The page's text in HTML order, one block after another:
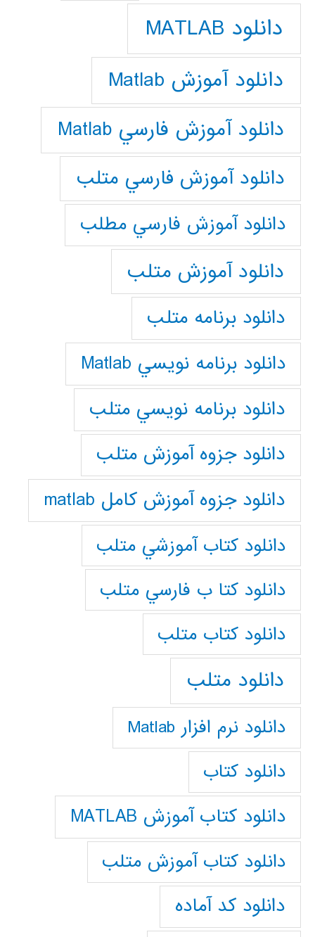
دانلود MATLAB
دانلود آموزش Matlab
دانلود آموزش فارسي Matlab
دانلود آموزش فارسي متلب
دانلود آموزش فارسي مطلب
دانلود آموزش متلب
دانلود برنامه متلب
دانلود برنامه نويسي Matlab
دانلود برنامه نويسي متلب
دانلود جزوه آموزش متلب
دانلود جزوه آموزش کامل matlab
دانلود كتاب آموزشي متلب
دانلود كتا ب فارسي متلب
دانلود كتاب متلب
دانلود متلب
دانلود نرم افزار Matlab
دانلود کتاب
دانلود کتاب آموزش MATLAB
دانلود کتاب آموزش متلب
دانلود کد آماده